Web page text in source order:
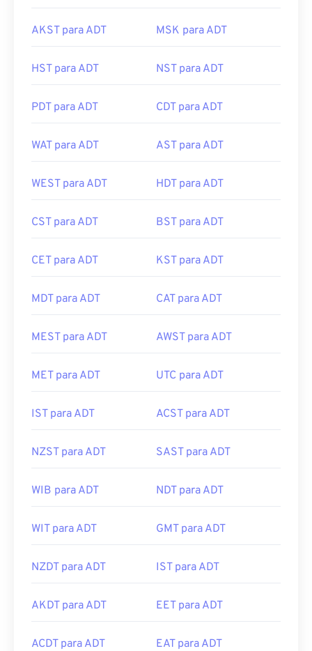
AKST para ADT MSK para ADT
HST para ADT NST para ADT
PDT para ADT CDT para ADT
WAT para ADT AST para ADT
WEST para ADT HDT para ADT
CST para ADT BST para ADT
CET para ADT KST para ADT
MDT para ADT CAT para ADT
MEST para ADT AWST para ADT
MET para ADT UTC para ADT
IST para ADT ACST para ADT
NZST para ADT SAST para ADT
WIB para ADT NDT para ADT
WIT para ADT GMT para ADT
NZDT para ADT IST para ADT
AKDT para ADT EET para ADT
ACDT para ADT EAT para ADT